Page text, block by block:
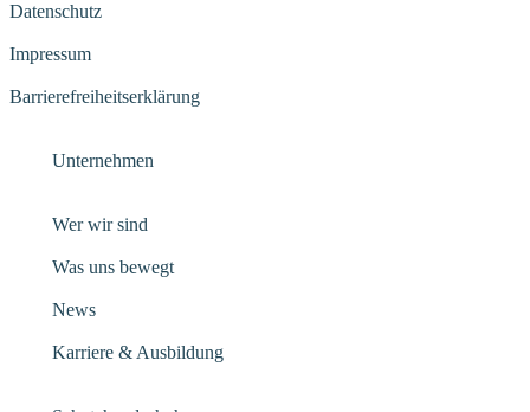
Datenschutz
Impressum
Barrierefreiheitserklärung
Unternehmen
Wer wir sind
Was uns bewegt
News
Karriere & Ausbildung